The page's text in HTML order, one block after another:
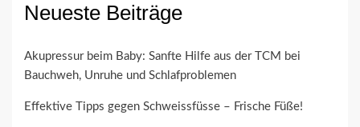
Neueste Beiträge
Akupressur beim Baby: Sanfte Hilfe aus der TCM bei
Bauchweh, Unruhe und Schlafproblemen
Effektive Tipps gegen Schweissfüsse – Frische Füße!